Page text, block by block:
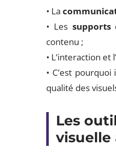
• La
• Les supports
contenu ;
• L’interaction
• C’est
qualité des
Les
visuelle